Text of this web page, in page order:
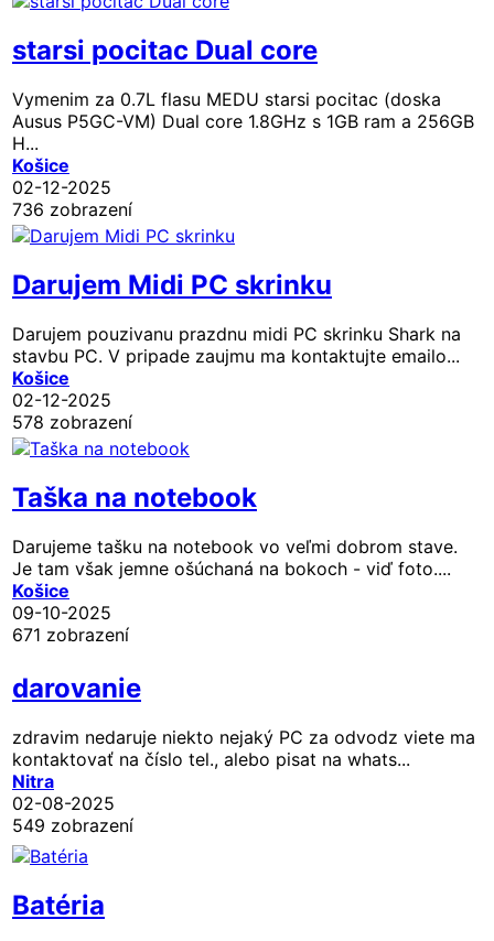
starsi pocitac Dual core
Vymenim za 0.7L flasu MEDU starsi pocitac (doska
Ausus P5GC-VM) Dual core 1.8GHz s 1GB ram a 256GB
H...
Košice
02-12-2025
736 zobrazení
Darujem Midi PC skrinku
Darujem pouzivanu prazdnu midi PC skrinku Shark na
stavbu PC. V pripade zaujmu ma kontaktujte emailo...
Košice
02-12-2025
578 zobrazení
Taška na notebook
Darujeme tašku na notebook vo veľmi dobrom stave.
Je tam však jemne ošúchaná na bokoch - viď foto....
Košice
09-10-2025
671 zobrazení
darovanie
zdravim nedaruje niekto nejaký PC za odvodz viete ma
kontaktovať na číslo tel., alebo pisat na whats...
Nitra
02-08-2025
549 zobrazení
Batéria